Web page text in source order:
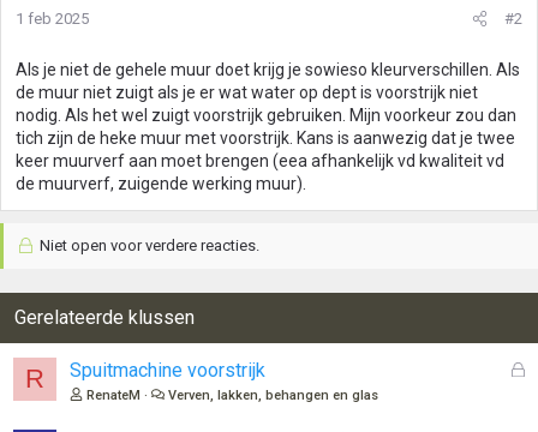
1 feb 2025 #2
Als je niet de gehele muur doet krijg je sowieso kleurverschillen. Als
de muur niet zuigt als je er wat water op dept is voorstrijk niet
nodig. Als het wel zuigt voorstrijk gebruiken. Mijn voorkeur zou dan
tich zijn de heke muur met voorstrijk. Kans is aanwezig dat je twee
keer muurverf aan moet brengen (eea afhankelijk vd kwaliteit vd
de muurverf, zuigende werking muur).
Niet open voor verdere reacties.
Gerelateerde klussen
R
G
Spuitmachine voorstrijk
RenateM Verven, lakken, behangen en glas